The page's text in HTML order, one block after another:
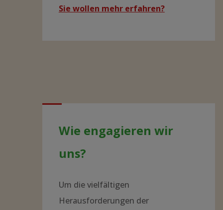
Sie wollen mehr erfahren?
Wie engagieren wir
uns?
Um die vielfältigen
Herausforderungen der